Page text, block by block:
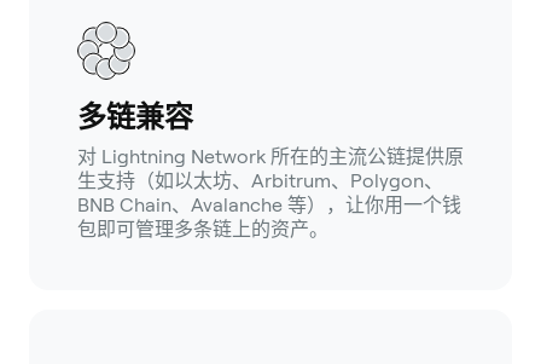
多链兼容
对 Lightning Network 所在的主流公链提供原
生支持（如以太坊、Arbitrum、Polygon、
BNB Chain、Avalanche 等），让你用一个钱
包即可管理多条链上的资产。